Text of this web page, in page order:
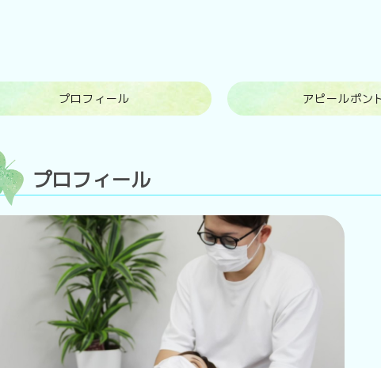
プロフィール アピールポン
プロフィール